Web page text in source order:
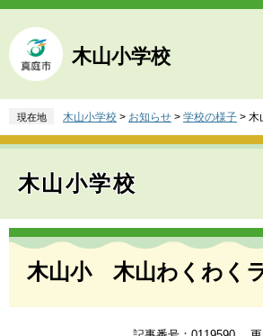
ペ
ジ
の
頭
す
メ
ュ
ー
飛
し
へ
木山小学校
現在地 木山小学校 > お知らせ > 学校の様子 > 木
木山小学校
本
木山小 木山わくわく